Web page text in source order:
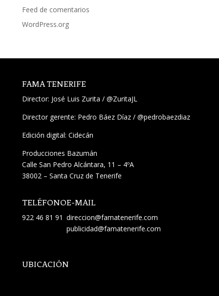
Feed de comentarios
WordPress.org
FAMA TENERIFE
Director: José Luis Zurita / @ZuritaJL
Director gerente: Pedro Báez Díaz / @pedrobaezdiaz
Edición digital: Cidecán
Producciones Bazumán
Calle San Pedro Alcántara, 11 – 4ºA
38002 – Santa Cruz de Tenerife
TELÉFONO
922 46 81 91
E-MAIL
direccion@famatenerife.com
publicidad@famatenerife.com
UBICACIÓN